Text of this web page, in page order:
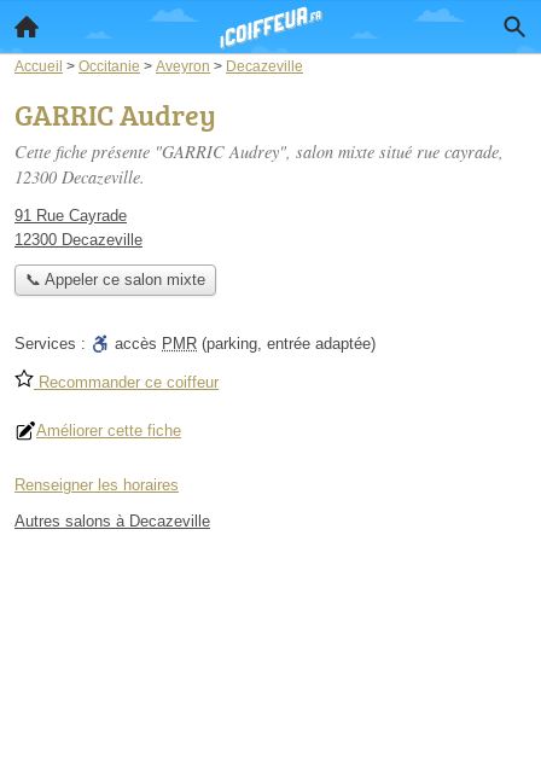
Accueil > Occitanie > Aveyron > Decazeville
GARRIC Audrey
Cette fiche présente "GARRIC Audrey", salon mixte situé rue cayrade,
12300 Decazeville.
91 Rue Cayrade
12300 Decazeville
📞 Appeler ce salon mixte
Services : accès PMR (parking, entrée adaptée)
Recommander ce coiffeur
Améliorer cette fiche
Renseigner les horaires
Autres salons à Decazeville